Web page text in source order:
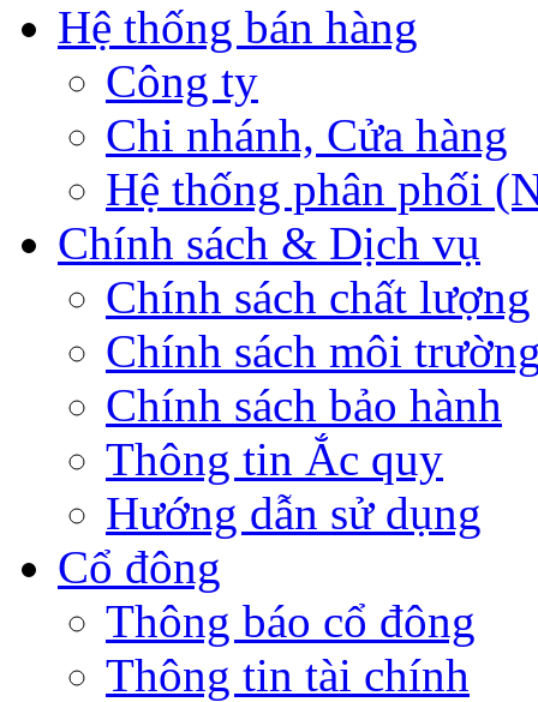
Hệ thống bán hàng
Công ty
Chi nhánh, Cửa hàng
Hệ thống phân phối
Chính sách & Dịch vụ
Chính sách chất lượng
Chính sách môi
Chính sách bảo hành
Thông tin Ắc quy
Hướng dẫn sử dụng
Cổ đông
Thông báo cổ đông
Thông tin tài chính